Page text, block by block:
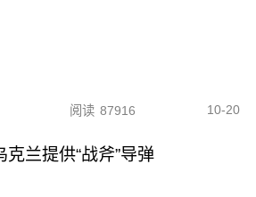
阅读 87916 10-20
兰提供“战斧”导弹